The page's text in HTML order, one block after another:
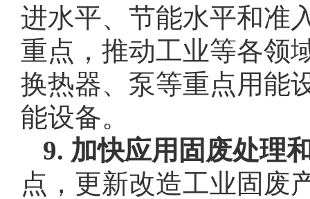
进水平、节能水平和准
重点，推动工业等各领
换热器、泵等重点用能
能设备。
9. 加快应用固废处理
点，更新改造工业固废